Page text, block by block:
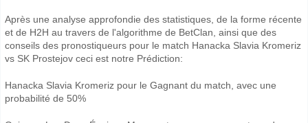
Après une analyse approfondie des statistiques, de la forme récente
et de H2H au travers de l'algorithme de BetClan, ainsi que des
conseils des pronostiqueurs pour le match Hanacka Slavia Kromeriz
vs SK Prostejov ceci est notre Prédiction:
Hanacka Slavia Kromeriz pour le Gagnant du match, avec une
probabilité de 50%